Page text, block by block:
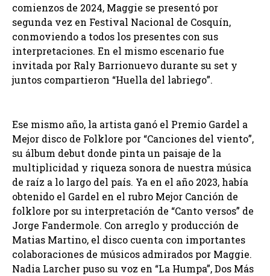
comienzos de 2024, Maggie se presentó por
segunda vez en Festival Nacional de Cosquín,
conmoviendo a todos los presentes con sus
interpretaciones. En el mismo escenario fue
invitada por Raly Barrionuevo durante su set y
juntos compartieron “Huella del labriego”.
Ese mismo año, la artista ganó el Premio Gardel a
Mejor disco de Folklore por “Canciones del viento”,
su álbum debut donde pinta un paisaje de la
multiplicidad y riqueza sonora de nuestra música
de raíz a lo largo del país. Ya en el año 2023, había
obtenido el Gardel en el rubro Mejor Canción de
folklore por su interpretación de “Canto versos” de
Jorge Fandermole. Con arreglo y producción de
Matias Martino, el disco cuenta con importantes
colaboraciones de músicos admirados por Maggie.
Nadia Larcher puso su voz en “La Humpa”, Dos Más